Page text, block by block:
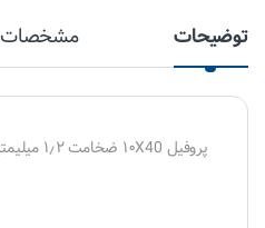
توضیحات مشخصات
پروفیل ۱۰X40 ضخامت ۱٫۲ میلیمتر